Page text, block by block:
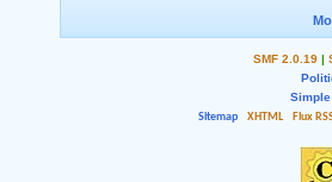
SMF 2.0.19 |
Sitemap
XHTML Flux